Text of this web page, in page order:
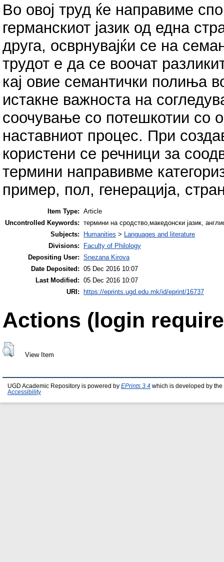
Во овој труд ќе направиме
германскиот јазик од една
друга, осврнувајќи се на
трудот е да се воочат
кај овие семантички полиња
истакне важноста на
соочување со потешкотии со
наставниот процес. При
користени се речници за
термини направивме
пример, пол, генерација,
Item Type: Article
Uncontrolled Keywords: термини на сродство,македонски јазик,
Subjects:
Humanities > Languages and literature
Divisions:
Faculty of Philology
Depositing User: Snezana Kirova
Date Deposited: 05 Dec 2016 10:07
Last Modified: 05 Dec 2016 10:07
URI:
https://eprints.ugd.edu.mk/id/eprint/16737
Actions (login
View Item
UGD Academic Repository is powered by EPrints 3.4 which is developed by the
Accessibility